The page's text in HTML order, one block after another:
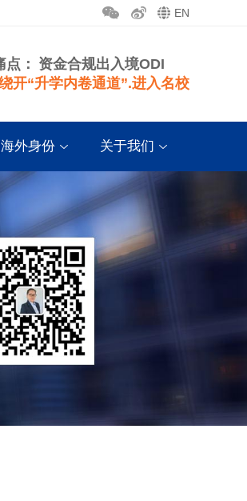
EN
：
资金合规出入境ODI
开“升学内卷通道”.进入名校
外身份 关于我们